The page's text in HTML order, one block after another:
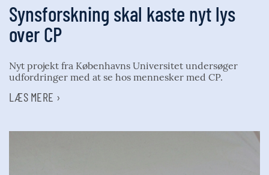
Synsforskning skal kaste nyt lys
over CP
Nyt projekt fra Københavns Universitet undersøger
udfordringer med at se hos mennesker med CP.
LÆS MERE ›